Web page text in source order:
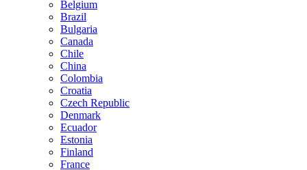
Belgium
Brazil
Bulgaria
Canada
Chile
China
Colombia
Croatia
Czech Republic
Denmark
Ecuador
Estonia
Finland
France